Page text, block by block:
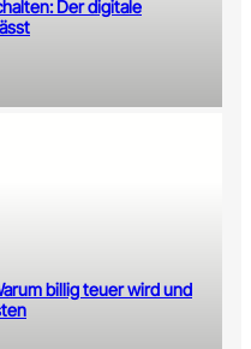
Der digitale
billig teuer wird und